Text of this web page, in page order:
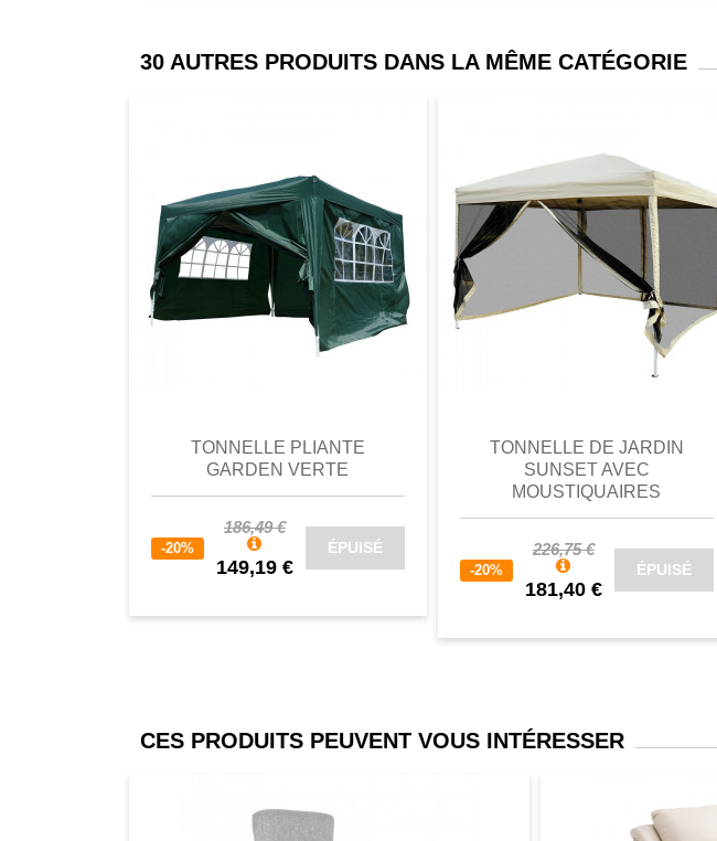
30 AUTRES PRODUITS DANS LA MÊME CATÉGORIE
TONNELLE PLIANTE
GARDEN VERTE
-20%
186,49 €
149,19 €
ÉPUISÉ
TONNELLE DE JARDIN
SUNSET AVEC
MOUSTIQUAIRES
-20%
226,75 €
181,40 €
ÉPUISÉ
CES PRODUITS PEUVENT VOUS INTÉRESSER